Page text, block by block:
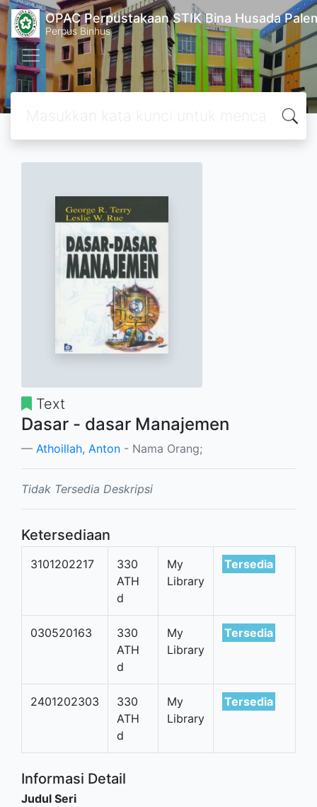
OPAC Perpustakaan STIK Bina Husada
Perpus Binhus
Text
Dasar - dasar Manajemen
Athoillah, Anton - Nama Orang;
Tidak Tersedia Deskripsi
Ketersediaan
3101202217
330
ATH
d
My
Library
Tersedia
030520163
330
ATH
d
My
Library
Tersedia
2401202303
330
ATH
d
My
Library
Tersedia
Informasi Detail
Judul Seri